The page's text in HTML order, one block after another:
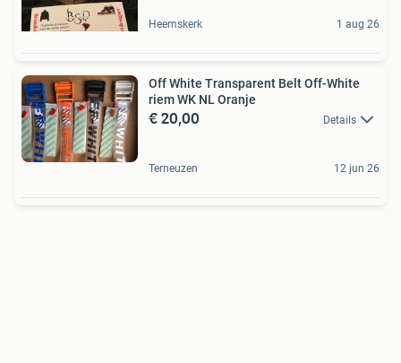
Heemskerk 1 aug 26
Off White Transparent Belt Off-White
riem WK NL Oranje
€ 20,00 Details
Terneuzen 12 jun 26